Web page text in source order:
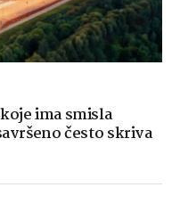
ima smisla
često skriva